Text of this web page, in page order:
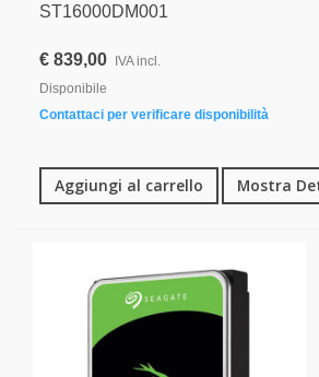
ST16000DM001
€ 839,00
IVA incl.
Disponibile
Contattaci per verificare disponibilità
Aggiungi al carrello Mostra